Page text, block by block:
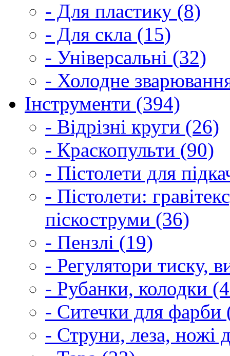
- Для пластику (8)
- Для скла (15)
- Універсальні (32)
- Холодне
Інструменти (394)
- Відрізні круги (26)
- Краскопульти (90)
- Пістолети для
- Пістолети:
піскоструми (36)
- Пензлі (19)
- Регулятори тиску,
- Рубанки, колодки
- Ситечки для фарби
- Струни, леза, ножі